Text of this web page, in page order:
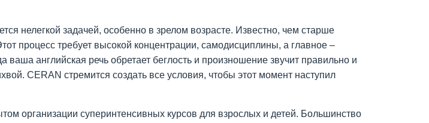
нелегкой задачей, особенно в зрелом возрасте. Известно, чем старше
процесс требует высокой концентрации, самодисциплины, а главное –
ваша английская речь обретает беглость и произношение звучит правильно и
CERAN стремится создать все условия, чтобы этот момент наступил
организации суперинтенсивных курсов для взрослых и детей. Большинство